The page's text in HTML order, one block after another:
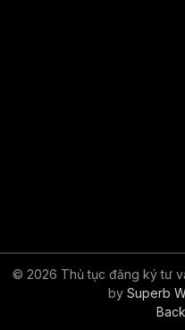
© 2026 Thủ tục đăng ký tư
bySuperb